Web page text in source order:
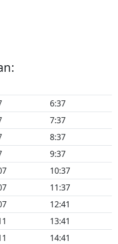
6:37
7:37
8:37
9:37
10:37
11:37
12:41
13:41
14:41